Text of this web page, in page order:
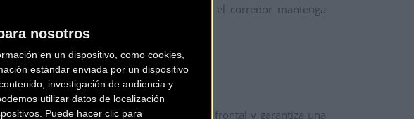
nosotros
en un dispositivo, como cookies,
estándar enviada por un dispositivo
investigación de audiencia y
utilizar datos de localización
Puede hacer clic para
drásticamente, permitiendo que el corredor mantenga
una sola pieza que limpia el flujo de aire frontal y garantiza una